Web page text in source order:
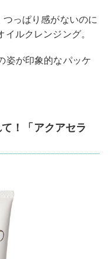
っぱり感がないのに
ルクレンジング。
姿が印象的なパッケ
！「アクアセラ